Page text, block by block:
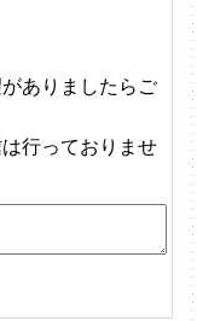
ありましたらご
行っておりませ